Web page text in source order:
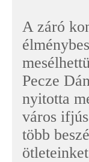
A záró
Pecze
nyitotta
város
több